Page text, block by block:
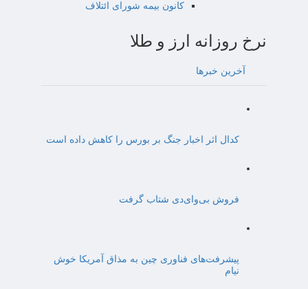
کانون بیمه شورای ائتلاف
نرخ روزانه ارز و طلا
آخرین خبرها
کدال اثر اخبار جنگ بر بورس را کاهش داده است
فروش بی‌وای‌دی شتاب گرفت
پیشرفت‌های فناوری چین به مذاق آمریکا خوش
نیام